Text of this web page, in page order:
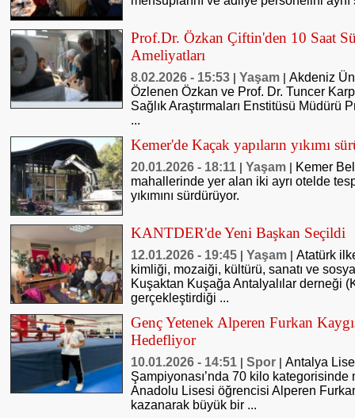
Prof.Dr. Özkan Çiftin'den 10 Saat
Ameliyatları
8.02.2026 - 15:53 Yaşam
Akdeniz
Özlenen Özkan ve Prof. Dr. Tuncer
Sağlık Araştırmaları Enstitüsü Müdürü
...
Kemer'de Kaçak yapıların yıkımı
20.01.2026 - 18:11 Yaşam
Kemer
mahallerinde yer alan iki ayrı otelde
yıkımını sürdürüyor.
KANTDER'de Yeni Başkan Seçildi
12.01.2026 - 19:45 Yaşam
Atatürk
kimliği, mozaiği, kültürü, sanatı ve
Kuşaktan Kuşağa Antalyalılar derneği
gerçekleştirdiği ...
Genç Yetenek Alperen Furkan
Hedefliyor
10.01.2026 - 14:51 Spor
Antalya
Şampiyonası’nda 70 kilo kategorisinde
Anadolu Lisesi öğrencisi Alperen
kazanarak büyük bir ...